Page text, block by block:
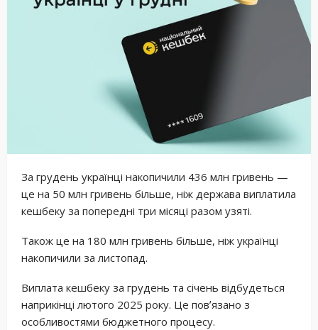
За грудень українці накопичили 436 млн гривень —
це на 50 млн гривень більше, ніж держава виплатила
кешбеку за попередні три місяці разом узяті.
Також це на 180 млн гривень більше, ніж українці
накопичили за листопад.
Виплата кешбеку за грудень та січень відбудеться
наприкінці лютого 2025 року. Це повʼязано з
особливостями бюджетного процесу.